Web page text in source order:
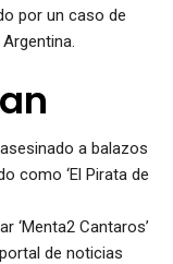
por un caso de
a balazos
como ‘El Pirata de
‘Menta2 Cantaros’
de noticias